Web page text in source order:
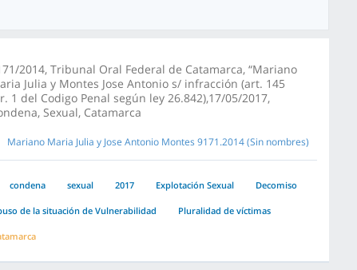
2014, Tribunal Oral Federal de Catamarca, “Mariano
Julia y Montes Jose Antonio s/ infracción (art. 145
1 del Codigo Penal según ley 26.842),17/05/2017,
Sexual, Catamarca
Mariano Maria Julia y Jose Antonio Montes 9171.2014 (Sin nombres)
condena sexual 2017 Explotación Sexual Decomiso
de la situación de Vulnerabilidad Pluralidad de víctimas